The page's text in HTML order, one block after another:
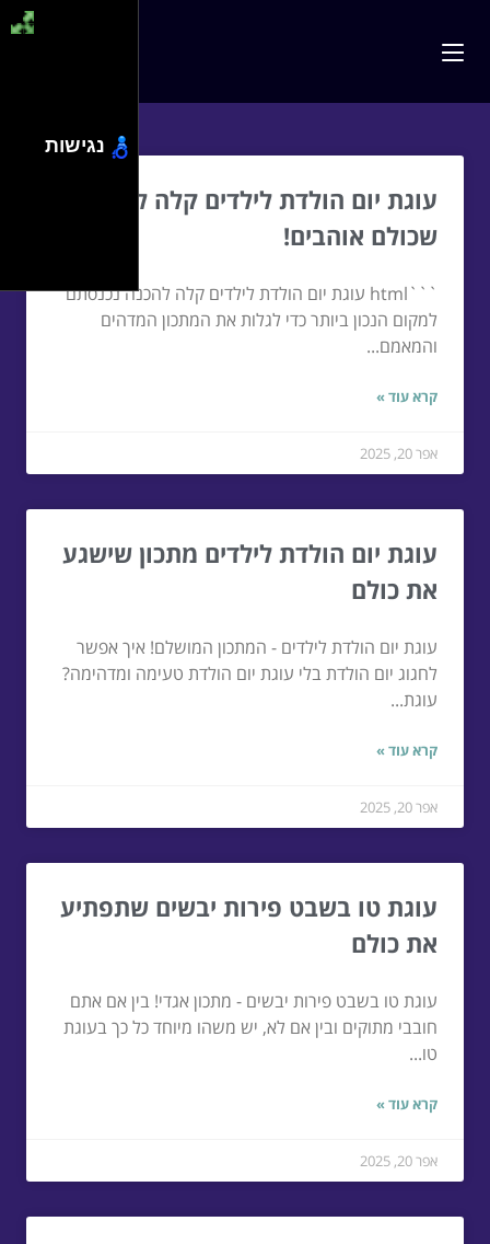
עוגת יום הולדת לילדים קלה להכנה
שכולם אוהבים!
```html עוגת יום הולדת לילדים קלה להכנה נכנסתם
למקום הנכון ביותר כדי לגלות את המתכון המדהים
והמאמם...
קרא עוד »
אפר 20, 2025
עוגת יום הולדת לילדים מתכון שישגע
את כולם
עוגת יום הולדת לילדים - המתכון המושלם! איך אפשר
לחגוג יום הולדת בלי עוגת יום הולדת טעימה ומדהימה?
עוגת...
קרא עוד »
אפר 20, 2025
עוגת טו בשבט פירות יבשים שתפתיע
את כולם
עוגת טו בשבט פירות יבשים - מתכון אגדי! בין אם אתם
חובבי מתוקים ובין אם לא, יש משהו מיוחד כל כך בעוגת
טו...
קרא עוד »
אפר 20, 2025
נגישות